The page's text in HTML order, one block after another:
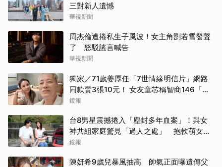
三對新人遺憾
華視新聞
周杰倫遭捲私生子風波！女主角劉若雪發聲
了 怒駁謠言喊告
華視新聞
獨家／71歲姜厚任「7世情緣明信片」網路
同款賣3張10元！ 女友童芯稱智商146「台
大3碩1博」 台灣大學回應了！
鏡報
台8男星震撼捲入「塵封多年血案」！與女
神共組家庭驚見「過人之處」 抱軟萌女娃
動念再拚一胎
鏡報
陳妍希9歲兒暴風抽高 帥氣正面曝遺傳父